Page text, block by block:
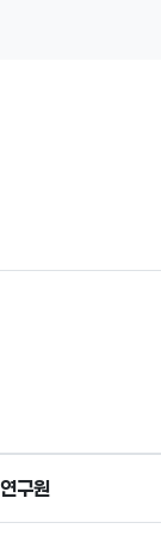
연구원